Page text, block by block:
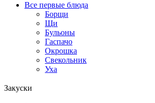
Все первые блюда
Борщи
Щи
Бульоны
Гаспачо
Окрошка
Свекольник
Уха
Закуски